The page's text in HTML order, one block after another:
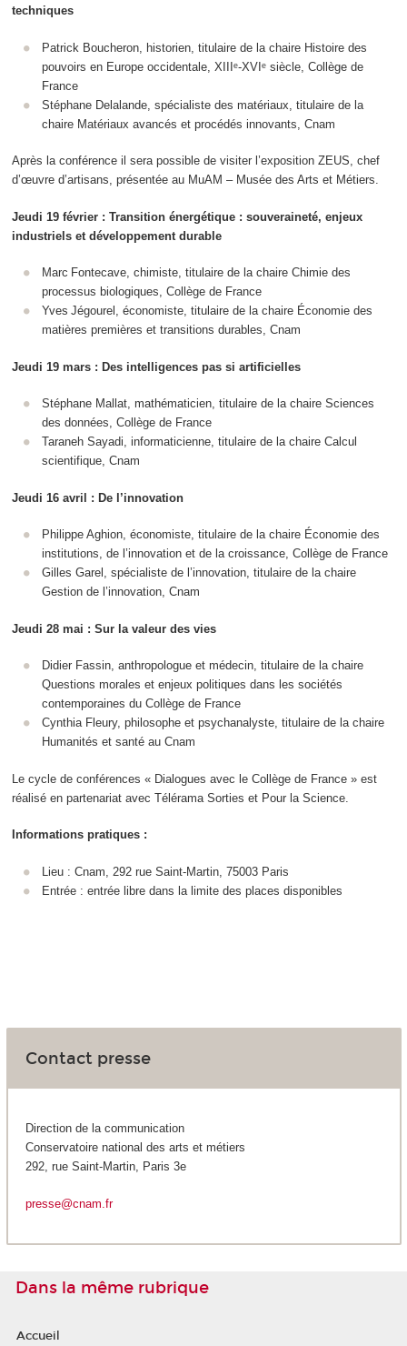
techniques
Patrick Boucheron, historien, titulaire de la chaire Histoire des
pouvoirs en Europe occidentale, XIIIᵉ‑XVIᵉ siècle, Collège de
France
Stéphane Delalande, spécialiste des matériaux, titulaire de la
chaire Matériaux avancés et procédés innovants, Cnam
Après la conférence il sera possible de visiter l’exposition ZEUS, chef
d’œuvre d’artisans, présentée au MuAM – Musée des Arts et Métiers.
Jeudi 19 février : Transition énergétique : souveraineté, enjeux
industriels et développement durable
Marc Fontecave, chimiste, titulaire de la chaire Chimie des
processus biologiques, Collège de France
Yves Jégourel, économiste, titulaire de la chaire Économie des
matières premières et transitions durables, Cnam
Jeudi 19 mars : Des intelligences pas si artificielles
Stéphane Mallat, mathématicien, titulaire de la chaire Sciences
des données, Collège de France
Taraneh Sayadi, informaticienne, titulaire de la chaire Calcul
scientifique, Cnam
Jeudi 16 avril : De l’innovation
Philippe Aghion, économiste, titulaire de la chaire Économie des
institutions, de l’innovation et de la croissance, Collège de France
Gilles Garel, spécialiste de l’innovation, titulaire de la chaire
Gestion de l’innovation, Cnam
Jeudi 28 mai : Sur la valeur des vies
Didier Fassin, anthropologue et médecin, titulaire de la chaire
Questions morales et enjeux politiques dans les sociétés
contemporaines du Collège de France
Cynthia Fleury, philosophe et psychanalyste, titulaire de la chaire
Humanités et santé au Cnam
Le cycle de conférences « Dialogues avec le Collège de France » est
réalisé en partenariat avec Télérama Sorties et Pour la Science.
Informations pratiques :
Lieu : Cnam, 292 rue Saint‑Martin, 75003 Paris
Entrée : entrée libre dans la limite des places disponibles
Contact presse
Direction de la communication
Conservatoire national des arts et métiers
292, rue Saint-Martin, Paris 3e
presse@cnam.fr
Dans la même rubrique
Accueil